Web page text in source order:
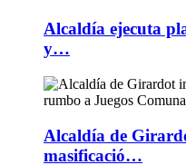
Alcaldía ejecuta
y…
Alcaldía de
masificació…